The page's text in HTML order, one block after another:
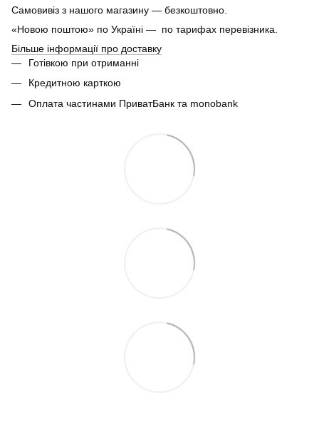
Самовивіз з нашого магазину — безкоштовно.
«Новою поштою» по Україні — по тарифах перевізника.
Більше інформації про доставку
Готівкою при отриманні
Кредитною карткою
Оплата частинами ПриватБанк та monobank